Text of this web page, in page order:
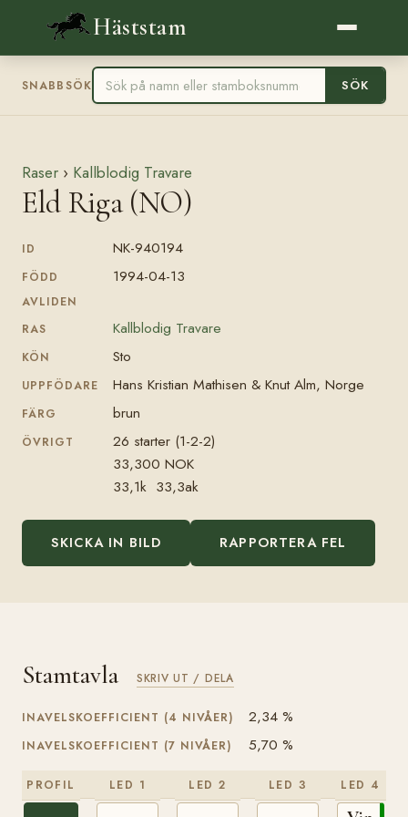
Häststam
SNABBSÖK SÖK
Raser › Kallblodig Travare
Eld Riga (NO)
ID NK-940194
FÖDD 1994-04-13
AVLIDEN
RAS
Kallblodig Travare
KÖN Sto
UPPFÖDARE Hans Kristian Mathisen & Knut Alm, Norge
FÄRG brun
ÖVRIGT
26 starter (1-2-2)
33,300 NOK
33,1k 33,3ak
SKICKA IN BILD RAPPORTERA FEL
Stamtavla SKRIV UT / DELA
INAVELSKOEFFICIENT (4 NIVÅER) 2,34 %
INAVELSKOEFFICIENT (7 NIVÅER) 5,70 %
PROFIL LED 1 LED 2 LED 3 LED 4